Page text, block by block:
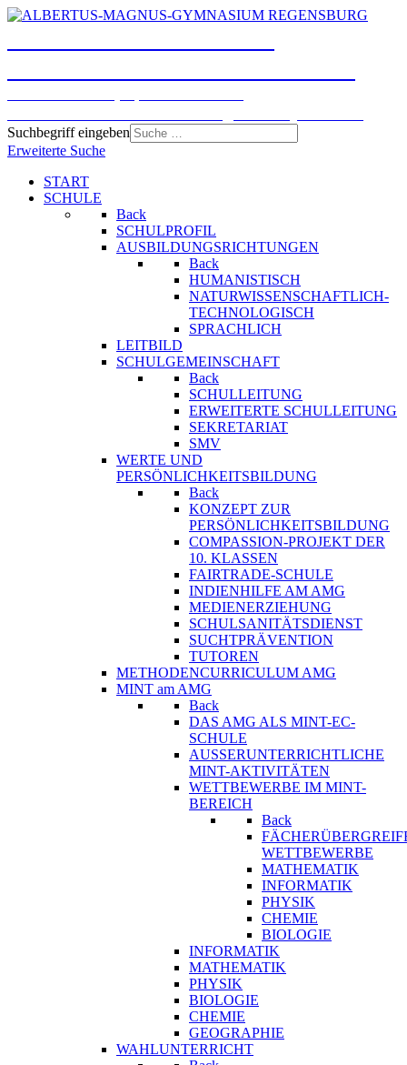
Suchbegriff eingeben
Erweiterte Suche
START
SCHULE
Back
SCHULPROFIL
AUSBILDUNGSRICHTUNGEN
Back
HUMANISTISCH
NATURWISSENSCHAFTLICH-
TECHNOLOGISCH
SPRACHLICH
LEITBILD
SCHULGEMEINSCHAFT
Back
SCHULLEITUNG
ERWEITERTE SCHULLEITUNG
SEKRETARIAT
SMV
WERTE UND
PERSÖNLICHKEITSBILDUNG
Back
KONZEPT ZUR
PERSÖNLICHKEITSBILDUNG
COMPASSION-PROJEKT DER
10. KLASSEN
FAIRTRADE-SCHULE
INDIENHILFE AM AMG
MEDIENERZIEHUNG
SCHULSANITÄTSDIENST
SUCHTPRÄVENTION
TUTOREN
METHODENCURRICULUM AMG
MINT am AMG
Back
DAS AMG ALS MINT-EC-
SCHULE
AUSSERUNTERRICHTLICHE
MINT-AKTIVITÄTEN
WETTBEWERBE IM MINT-
BEREICH
Back
WETTBEWERBE
MATHEMATIK
INFORMATIK
PHYSIK
CHEMIE
BIOLOGIE
INFORMATIK
MATHEMATIK
PHYSIK
BIOLOGIE
CHEMIE
GEOGRAPHIE
WAHLUNTERRICHT